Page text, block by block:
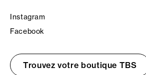
Instagram
Facebook
Trouvez votre boutique TBS